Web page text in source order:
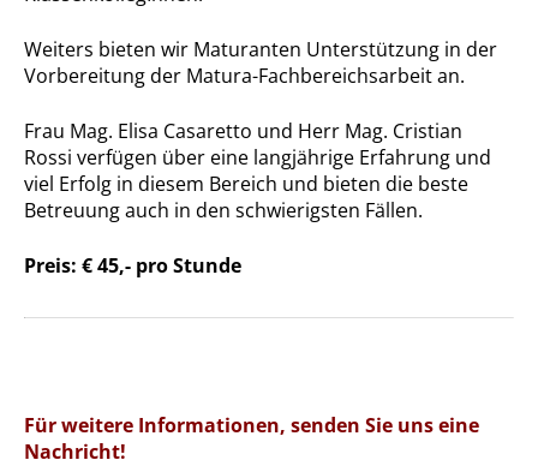
Weiters bieten wir Maturanten Unterstützung in der
Vorbereitung der Matura-Fachbereichsarbeit an.
Frau Mag. Elisa Casaretto und Herr Mag. Cristian
Rossi verfügen über eine langjährige Erfahrung und
viel Erfolg in diesem Bereich und bieten die beste
Betreuung auch in den schwierigsten Fällen.
Preis: € 45,- pro Stunde
Für weitere Informationen, senden Sie uns eine
Nachricht!